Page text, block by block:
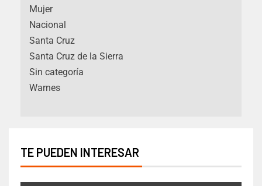
Mujer
Nacional
Santa Cruz
Santa Cruz de la Sierra
Sin categoría
Warnes
TE PUEDEN INTERESAR